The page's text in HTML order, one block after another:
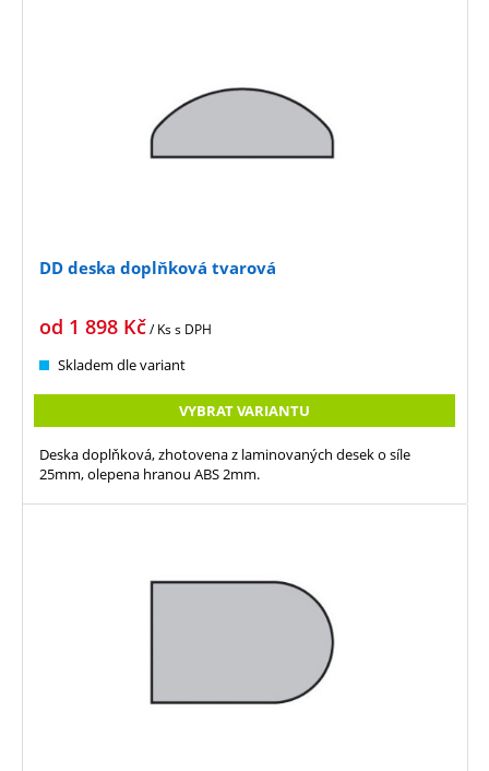
DD deska doplňková tvarová
od 1 898 Kč/ Kss DPH
Skladem dle variant
VYBRAT VARIANTU
Deska doplňková, zhotovena z laminovaných desek o síle
25mm, olepena hranou ABS 2mm.